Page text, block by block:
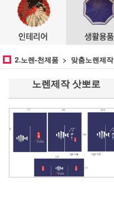
2.노렌-천제품 맞춤노렌제작
노렌제작 삿뽀로